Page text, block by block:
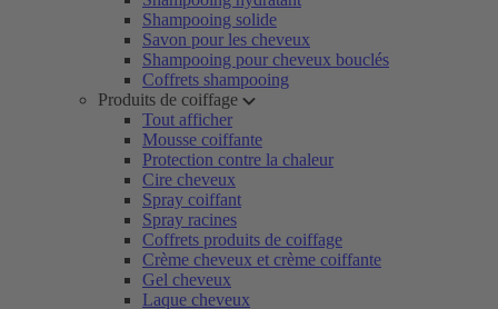
Shampooing solide
Savon pour les cheveux
Shampooing pour cheveux bouclés
Coffrets shampooing
Produits de coiffage
Tout afficher
Mousse coiffante
Protection contre la chaleur
Cire cheveux
Spray coiffant
Spray racines
Coffrets produits de coiffage
Crème cheveux et crème coiffante
Gel cheveux
Laque cheveux